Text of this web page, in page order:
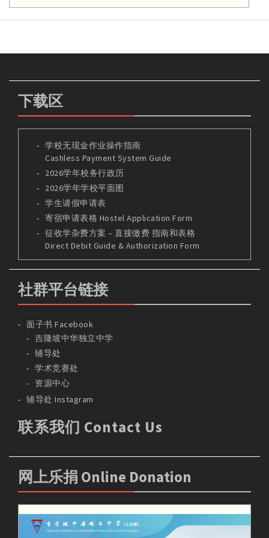
下载区
学校无现金作业操作指南
Cashless Payment System Guide
2026学年校务行政历
2026学年学校平面图
学生请假申请表
寄宿申请表格 Hostel Application Form
征收学杂费方案 – 直接缴费 指南和表格
Direct Debit Guide & Authorization Form
社群平台链接
面子书 Facebook
吉隆坡中华独立中学
辅导处
学术竞赛处
资源中心
辅导处 Instagram
联系我们 Contact Us
网上乐捐 Online Donation